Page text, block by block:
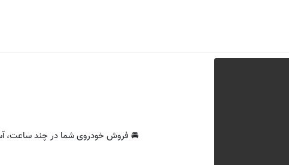
🚘 فروش خودروی شما در چند ساعت،